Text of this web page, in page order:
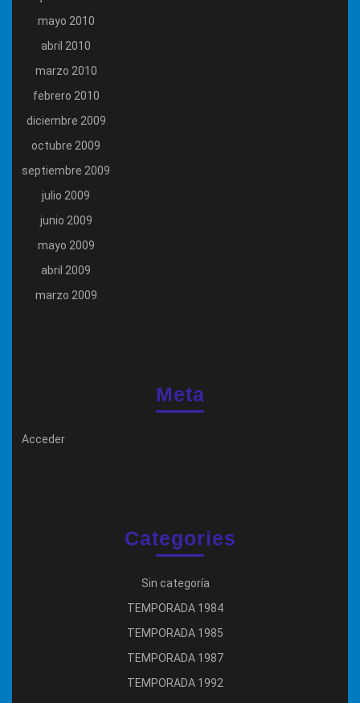
mayo 2010
abril 2010
marzo 2010
febrero 2010
diciembre 2009
octubre 2009
septiembre 2009
julio 2009
junio 2009
mayo 2009
abril 2009
marzo 2009
Meta
Acceder
Categories
Sin categoría
TEMPORADA 1984
TEMPORADA 1985
TEMPORADA 1987
TEMPORADA 1992